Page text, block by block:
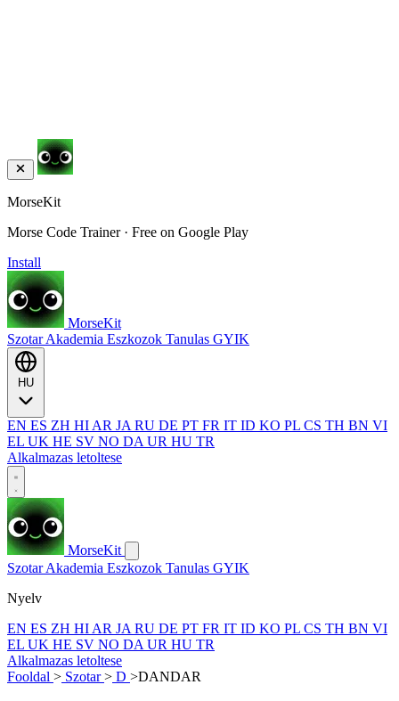
MorseKit
Morse Code Trainer · Free on Google Play
Install
MorseKit
SzotarAkademia Eszkozok Tanulas GYIK
EN ES ZH HI AR JA RU DE PT FR IT ID KO PL CS TH BN VI
EL UK HE SV NO DA UR HU TR
Alkalmazas letoltese
MorseKit
SzotarAkademia Eszkozok Tanulas GYIK
Nyelv
EN ES ZH HI AR JA RU DE PT FR IT ID KO PL CS TH BN VI
EL UK HE SV NO DA UR HU TR
Alkalmazas letoltese
Fooldal > Szotar> D >DANDAR